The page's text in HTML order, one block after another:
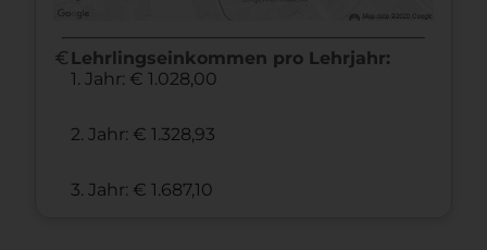
euro Lehrlingseinkommen pro Lehrjahr:
1. Jahr: € 1.028,00
2. Jahr: € 1.328,93
3. Jahr: € 1.687,10